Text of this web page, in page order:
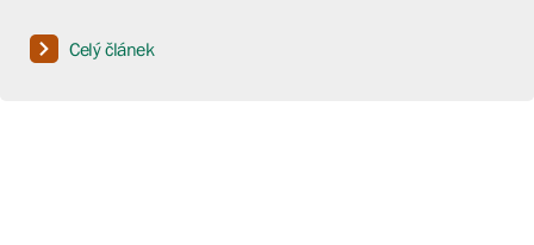
Celý článek